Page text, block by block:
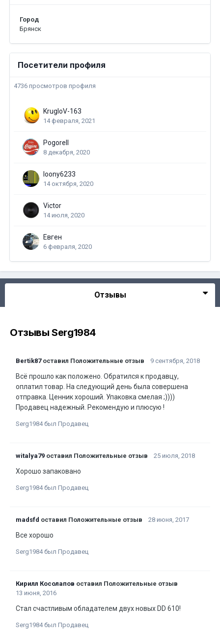
Город
Брянск
Посетители профиля
4736 просмотров профиля
KrugloV-163
14 февраля, 2021
Pogorell
8 декабря, 2020
loony6233
14 октября, 2020
Victor
14 июля, 2020
Евген
6 февраля, 2020
Отзывы
Отзывы Serg1984
Bertik87оставил Положительные отзыв 9 сентября, 2018
Всё прошло как положено. Обратился к продавцу,
оплатил товар. На следующий день была совершена
отправка. Ценник хороший. Упаковка смелая ;))))
Продавец надежный. Рекомендую и плюсую !
Serg1984 был Продавец
witalya79 оставил Положительные отзыв 25 июля, 2018
Хорошо запаковано
Serg1984 был Продавец
madsfd оставил Положительные отзыв 28 июня, 2017
Все хорошо
Serg1984 был Продавец
Кирилл Косолапов оставил Положительные отзыв
13 июня, 2016
Стал счастливым обладателем двух новых DD 610!
Serg1984 был Продавец